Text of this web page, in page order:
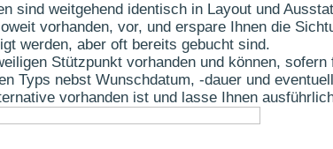
sind weitgehend identisch in Layout und
vorhanden, vor, und erspare Ihnen die
werden, aber oft bereits gebucht sind.
Stützpunkt vorhanden und können, sofern
Typs nebst Wunschdatum, -dauer und
vorhanden ist und lasse Ihnen